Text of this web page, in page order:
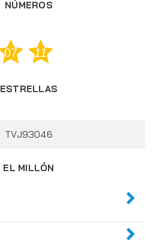
NÚMEROS
07 11
ESTRELLAS
TVJ93046
EL MILLÓN